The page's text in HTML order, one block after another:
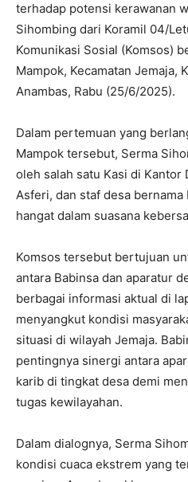
terhadap potensi kerawanan
Sihombing dari Koramil 04/
Komunikasi Sosial (Komsos)
Mampok, Kecamatan Jemaja,
Anambas, Rabu (25/6/2025).
Dalam pertemuan yang
Mampok tersebut, Serma
oleh salah satu Kasi di Kantor
Asferi, dan staf desa
hangat dalam suasana
Komsos tersebut bertujuan
antara Babinsa dan aparatur
berbagai informasi aktual di
menyangkut kondisi
situasi di wilayah Jemaja.
pentingnya sinergi antara
karib di tingkat desa demi
tugas kewilayahan.
Dalam dialognya, Serma
kondisi cuaca ekstrem yang